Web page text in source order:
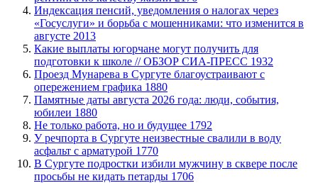
​Индексация пенсий, уведомления о налогах через
«Госуслуги» и борьба с мошенниками: что изменится в
августе 2013
Какие выплаты югорчане могут получить для
подготовки к школе // ОБЗОР СИА-ПРЕСС 1932
​Проезд Мунарева в Сургуте благоустраивают с
опережением графика 1880
​Памятные даты августа 2026 года: люди, события,
юбилеи 1880
​Не только работа, но и будущее 1792
​У речпорта в Сургуте неизвестные свалили в воду
асфальт с арматурой 1770
В Сургуте подростки избили мужчину в сквере после
просьбы не кидать петарды 1706